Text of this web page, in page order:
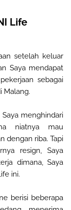
Life
setelah keluar
Saya mendapat
sebagai
Malang.
menghindari
niatnya mau
dengan riba. Tapi
resign, Saya
dimana, Saya
ini.
berisi beberapa